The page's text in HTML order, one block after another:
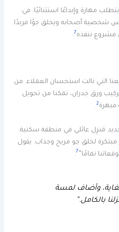
مهارة وإبداعًا استثنائيًا. في
شخصية أصحابه ويخلق جوًا فريدًا.
مشروع ننفذه7
.
التي نالت استحسان العملاء. من
ورق جدران، تمكنا من تحويل
مبهرة2
.
مَنزِل عائلي في منطقة سكنية.
مبتكرة لخلق جو مريح وجذاب. يقول
تمامًا” 7
.
وأضاف لمسة
بالكامل.”